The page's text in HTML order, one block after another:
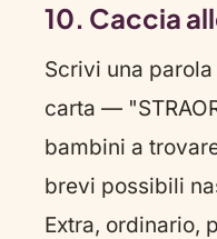
10. Caccia
Scrivi una
carta —
bambini a
brevi possibili
Extra, ordinario,